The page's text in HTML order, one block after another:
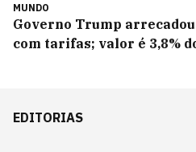
MUNDO
Governo Trump
com tarifas; valor é 3,8%
EDITORIAS